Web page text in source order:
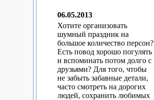
06.05.2013
Хотите организовать
шумный праздник на
большое количество персон?
Есть повод хорошо погулять
и вспоминать потом долго с
друзьями? Для того, чтобы
не забыть забавные детали,
часто смотреть на дорогих
людей, сохранить любимых